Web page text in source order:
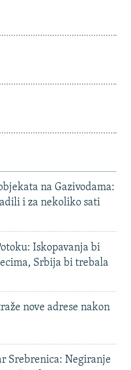
na Gazivodama:
i za nekoliko sati
Iskopavanja bi
Srbija bi trebala
nove adrese nakon
Srebrenica: Negiranje